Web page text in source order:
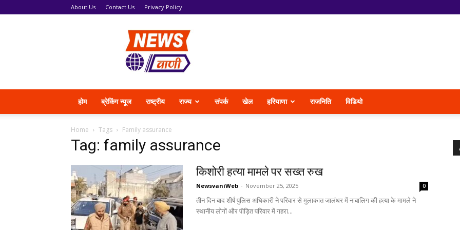
About Us Contact Us Privacy Policy
News
Vani
होम ब्रेकिंग न्यूज राष्ट्रीय राज्य संपर्क खेल हरियाणा राजनिति विडियो
Home Tags Family assurance
Tag: family assurance
किशोरी हत्या मामले पर सख्त रुख
NewsvaniWeb - November 25, 2025 0
तीन दिन बाद शीर्ष पुलिस अधिकारी ने परिवार से मुलाकात जालंधर में नाबालिग की हत्या के मामले ने
स्थानीय लोगों और पीड़ित परिवार में गहरा...